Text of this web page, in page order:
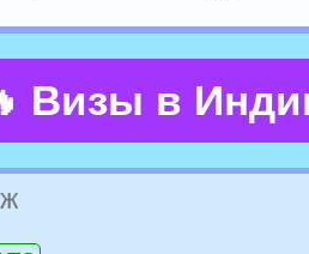
Визы в
ж